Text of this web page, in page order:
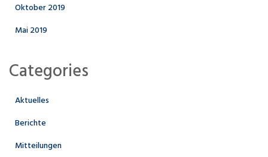
Oktober 2019
Mai 2019
Categories
Aktuelles
Berichte
Mitteilungen